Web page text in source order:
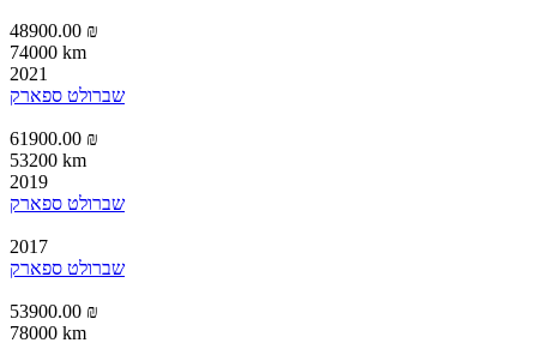
48900.00 ₪
74000 km
2021
שברולט ספארק
61900.00 ₪
53200 km
2019
שברולט ספארק
2017
שברולט ספארק
53900.00 ₪
78000 km